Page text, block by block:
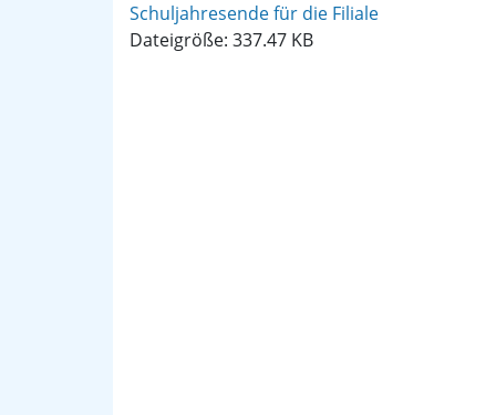
Schuljahresende für die Filiale
Dateigröße: 337.47 KB